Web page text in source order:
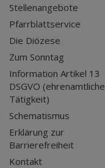
Stellenangebote
Pfarrblattservice
Die Diözese
Zum Sonntag
Information Artikel 13
DSGVO (ehrenamtliche
Tätigkeit)
Schematismus
Erklärung zur
Barrierefreiheit
Kontakt